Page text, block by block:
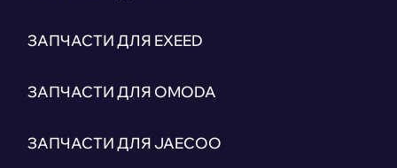
ЗАПЧАСТИ ДЛЯ EXEED
ЗАПЧАСТИ ДЛЯ OMODA
ЗАПЧАСТИ ДЛЯ JAECOO